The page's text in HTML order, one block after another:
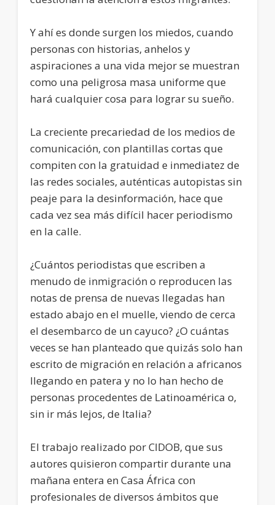
Y ahí es donde surgen los miedos, cuando
personas con historias, anhelos y
aspiraciones a una vida mejor se muestran
como una peligrosa masa uniforme que
hará cualquier cosa para lograr su sueño.
La creciente precariedad de los medios de
comunicación, con plantillas cortas que
compiten con la gratuidad e inmediatez de
las redes sociales, auténticas autopistas sin
peaje para la desinformación, hace que
cada vez sea más difícil hacer periodismo
en la calle.
¿Cuántos periodistas que escriben a
menudo de inmigración o reproducen las
notas de prensa de nuevas llegadas han
estado abajo en el muelle, viendo de cerca
el desembarco de un cayuco? ¿O cuántas
veces se han planteado que quizás solo han
escrito de migración en relación a africanos
llegando en patera y no lo han hecho de
personas procedentes de Latinoamérica o,
sin ir más lejos, de Italia?
El trabajo realizado por CIDOB, que sus
autores quisieron compartir durante una
mañana entera en Casa África con
profesionales de diversos ámbitos que